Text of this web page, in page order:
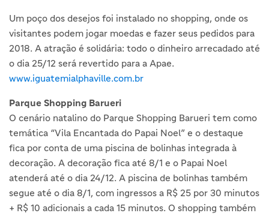
Um poço dos desejos foi instalado no shopping, onde os
visitantes podem jogar moedas e fazer seus pedidos para
2018. A atração é solidária: todo o dinheiro arrecadado até
o dia 25/12 será revertido para a Apae.
www.iguatemialphaville.com.br
Parque Shopping Barueri
O cenário natalino do Parque Shopping Barueri tem como
temática “Vila Encantada do Papai Noel” e o destaque
fica por conta de uma piscina de bolinhas integrada à
decoração. A decoração fica até 8/1 e o Papai Noel
atenderá até o dia 24/12. A piscina de bolinhas também
segue até o dia 8/1, com ingressos a R$ 25 por 30 minutos
+ R$ 10 adicionais a cada 15 minutos. O shopping também